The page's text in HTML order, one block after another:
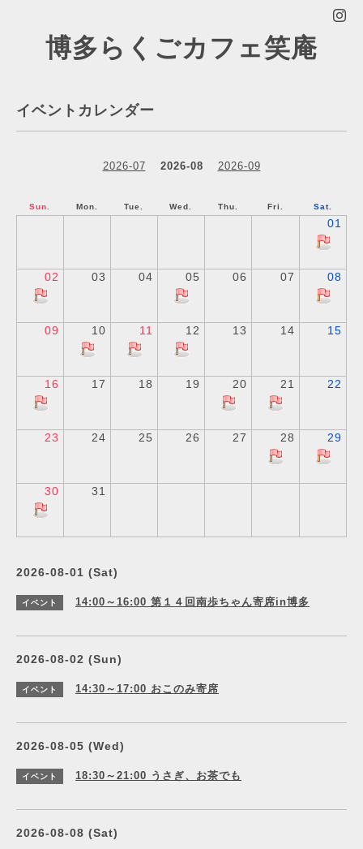
博多らくごカフェ笑庵
イベントカレンダー
2026-07 2026-08 2026-09
Sun. Mon. Tue. Wed. Thu. Fri. Sat.
01
02 03 04 05 06 07 08
09 10 11 12 13 14 15
16 17 18 19 20 21 22
23 24 25 26 27 28 29
30 31
2026-08-01 (Sat)
イベント 14:00～16:00 第１４回南歩ちゃん寄席in博多
2026-08-02 (Sun)
イベント 14:30～17:00 おこのみ寄席
2026-08-05 (Wed)
イベント 18:30～21:00 うさぎ、お茶でも
2026-08-08 (Sat)